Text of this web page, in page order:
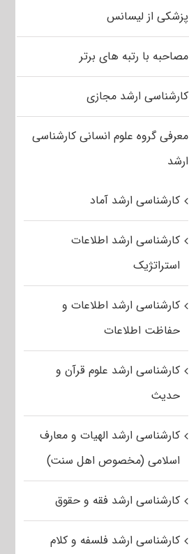
پزشکی از لیسانس
مصاحبه با رتبه های برتر
کارشناسی ارشد مجازی
معرفی گروه علوم انسانی کارشناسی
ارشد
کارشناسی ارشد آماد
کارشناسی ارشد اطلاعات
استراتژیک
کارشناسی ارشد اطلاعات و
حفاظت اطلاعات
کارشناسی ارشد علوم قرآن و
حدیث
کارشناسی ارشد الهیات و معارف
اسلامی (مخصوص اهل سنت)
کارشناسی ارشد فقه و حقوق
کارشناسی ارشد فلسفه و کلام